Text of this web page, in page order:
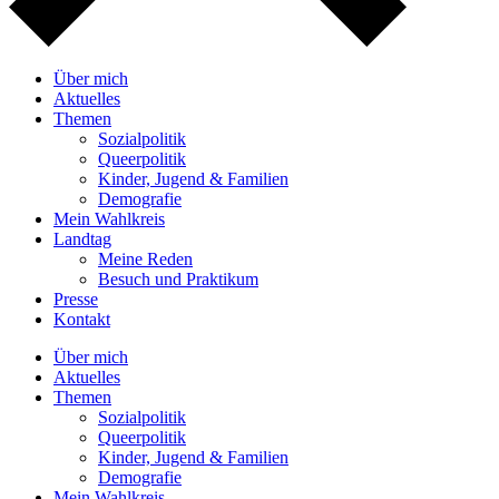
Über mich
Aktuelles
Themen
Sozialpolitik
Queerpolitik
Kinder, Jugend & Familien
Demografie
Mein Wahlkreis
Landtag
Meine Reden
Besuch und Praktikum
Presse
Kontakt
Über mich
Aktuelles
Themen
Sozialpolitik
Queerpolitik
Kinder, Jugend & Familien
Demografie